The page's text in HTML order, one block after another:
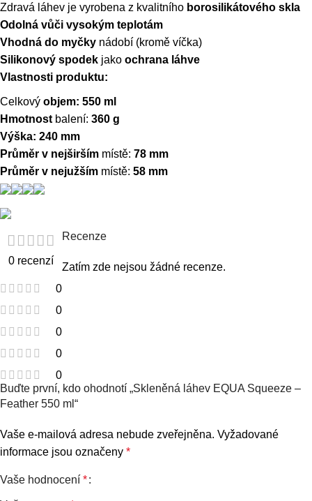
Zdravá láhev je vyrobena z kvalitního borosilikátového skla
Odolná vůči vysokým teplotám
Vhodná do myčky nádobí (kromě víčka)
Silikonový spodek jako ochrana láhve
Vlastnosti produktu:
Celkový objem: 550 ml
Hmotnost balení: 360 g
Výška: 240 mm
Průměr v nejširším místě: 78 mm
Průměr v nejužším místě: 58 mm
0 recenzí
0
0
0
0
0
Recenze
Zatím zde nejsou žádné recenze.
Buďte první, kdo ohodnotí „Skleněná láhev EQUA Squeeze –
Feather 550 ml“
Vaše e-mailová adresa nebude zveřejněna. Vyžadované
informace jsou označeny *
Vaše hodnocení *